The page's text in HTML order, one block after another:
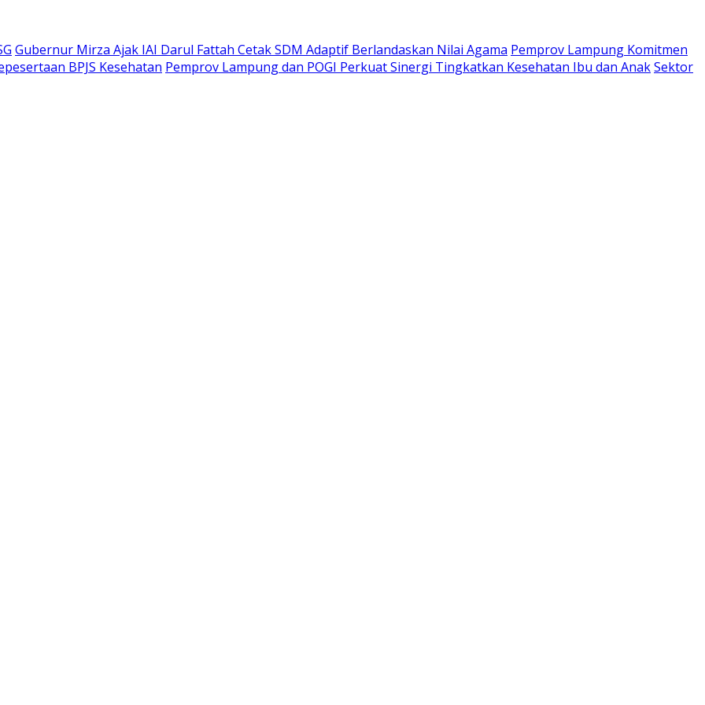
Gubernur Mirza Ajak IAI Darul Fattah Cetak SDM Adaptif Berlandaskan Nilai Agama Pemprov Lampung Komitmen
BPJS Kesehatan Pemprov Lampung dan POGI Perkuat Sinergi Tingkatkan Kesehatan Ibu dan AnakSektor